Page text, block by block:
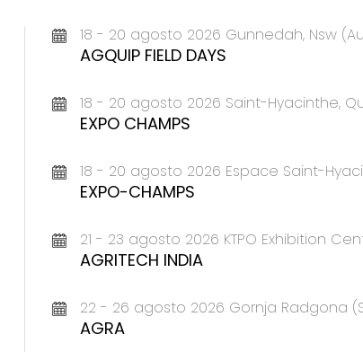
18 - 20 agosto 2026 Gunnedah, Nsw
AGQUIP FIELD DAYS
18 - 20 agosto 2026 Saint-Hyacinthe,
EXPO CHAMPS
18 - 20 agosto 2026 Espace Saint-
EXPO-CHAMPS
21 - 23 agosto 2026 KTPO Exhibition
AGRITECH INDIA
22 - 26 agosto 2026 Gornja Radgona
AGRA